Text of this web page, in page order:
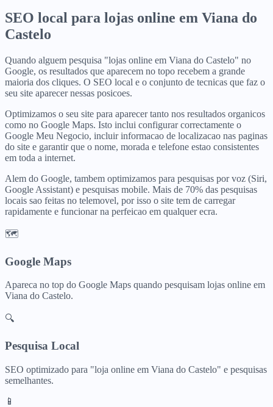
SEO local para lojas online em Viana do
Castelo
Quando alguem pesquisa "lojas online em Viana do Castelo" no
Google, os resultados que aparecem no topo recebem a grande
maioria dos cliques. O SEO local e o conjunto de tecnicas que faz o
seu site aparecer nessas posicoes.
Optimizamos o seu site para aparecer tanto nos resultados organicos
como no Google Maps. Isto inclui configurar correctamente o
Google Meu Negocio, incluir informacao de localizacao nas paginas
do site e garantir que o nome, morada e telefone estao consistentes
em toda a internet.
Alem do Google, tambem optimizamos para pesquisas por voz (Siri,
Google Assistant) e pesquisas mobile. Mais de 70% das pesquisas
locais sao feitas no telemovel, por isso o site tem de carregar
rapidamente e funcionar na perfeicao em qualquer ecra.
🗺️
Google Maps
Apareca no top do Google Maps quando pesquisam lojas online em
Viana do Castelo.
🔍
Pesquisa Local
SEO optimizado para "loja online em Viana do Castelo" e pesquisas
semelhantes.
📱